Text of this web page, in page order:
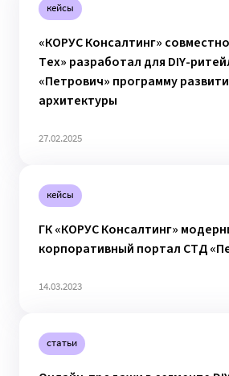
кейсы
«КОРУС Консалтинг»
Тех» разработал для DIY-
«Петрович» программу
архитектуры
27.02.2025
кейсы
ГК «КОРУС Консалтинг»
корпоративный портал СТД
14.03.2023
статьи